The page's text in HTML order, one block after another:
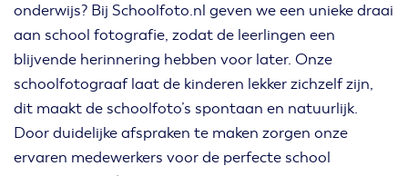
onderwijs? Bij Schoolfoto.nl geven we een unieke draai
aan school fotografie, zodat de leerlingen een
blijvende herinnering hebben voor later. Onze
schoolfotograaf laat de kinderen lekker zichzelf zijn,
dit maakt de schoolfoto’s spontaan en natuurlijk.
Door duidelijke afspraken te maken zorgen onze
ervaren medewerkers voor de perfecte school